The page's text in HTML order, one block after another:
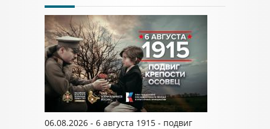
06.08.2026 - 6 августа 1915 - подвиг